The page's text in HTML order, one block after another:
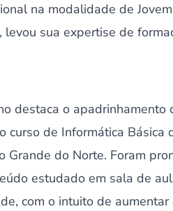
na modalidade de
levou sua expertise de
destaca o
curso de Informática Básica
Grande do Norte. Foram
estudado em sala de
com o intuito de